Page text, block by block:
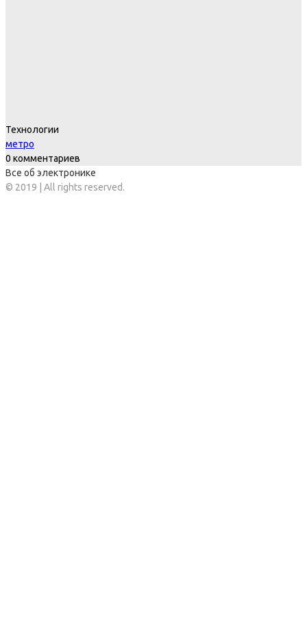
Технологии
метро
0 комментариев
Все об электронике
© 2019 | All rights reserved.